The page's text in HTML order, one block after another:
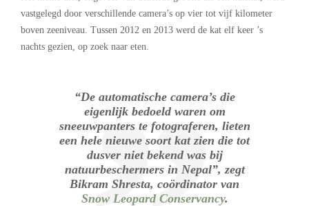
vastgelegd door verschillende camera’s op vier tot vijf kilometer
boven zeeniveau. Tussen 2012 en 2013 werd de kat elf keer ’s
nachts gezien, op zoek naar eten.
“De automatische camera’s die
eigenlijk bedoeld waren om
sneeuwpanters te fotograferen, lieten
een hele nieuwe soort kat zien die tot
dusver niet bekend was bij
natuurbeschermers in Nepal”, zegt
Bikram Shresta, coördinator van
Snow Leopard Conservancy.